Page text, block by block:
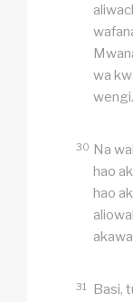
wa
wengi.
30 Na
hao
hao
31 Basi,